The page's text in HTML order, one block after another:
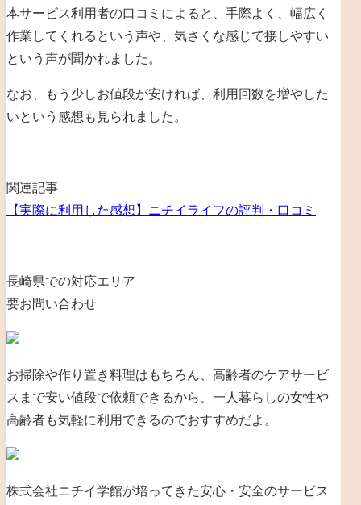
本サービス利用者の口コミによると、手際よく、幅広く
作業してくれるという声や、気さくな感じで接しやすい
という声が聞かれました。
なお、もう少しお値段が安ければ、利用回数を増やした
いという感想も見られました。
関連記事
【実際に利用した感想】ニチイライフの評判・口コミ
長崎県での対応エリア
要お問い合わせ
お掃除や作り置き料理はもちろん、高齢者のケアサービ
スまで安い値段で依頼できるから、一人暮らしの女性や
高齢者も気軽に利用できるのでおすすめだよ。
株式会社ニチイ学館が培ってきた安心・安全のサービス